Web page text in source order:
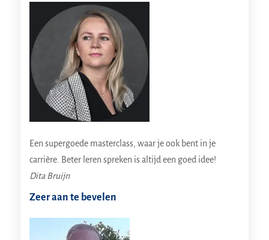
Een supergoede masterclass, waar je ook bent in je
carrière. Beter leren spreken is altijd een goed idee!
Dita Bruijn
Zeer aan te bevelen